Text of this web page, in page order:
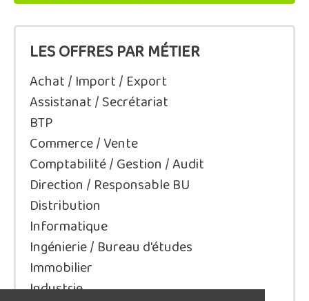
LES OFFRES PAR MÉTIER
Achat / Import / Export
Assistanat / Secrétariat
BTP
Commerce / Vente
Comptabilité / Gestion / Audit
Direction / Responsable BU
Distribution
Informatique
Ingénierie / Bureau d'études
Immobilier
Industrie